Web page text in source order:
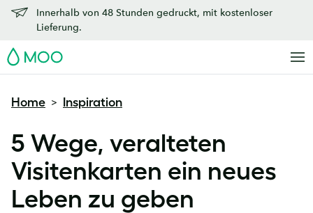
Innerhalb von 48 Stunden gedruckt, mit kostenloser
Lieferung.
MOO
Home > Inspiration
5 Wege, veralteten
Visitenkarten ein neues
Leben zu geben